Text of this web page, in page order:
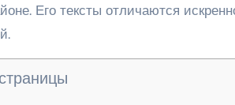
Его тексты отличаются